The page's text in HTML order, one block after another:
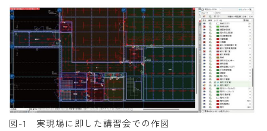
図-1 実現場に即した講習会での作図